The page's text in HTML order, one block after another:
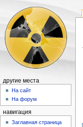
другие места
На сайт
На форум
навигация
Заглавная страница